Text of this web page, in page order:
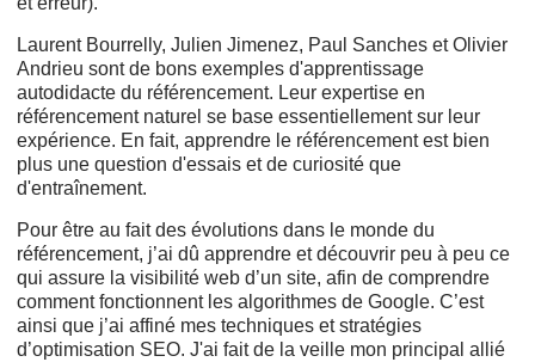
Laurent Bourrelly, Julien Jimenez, Paul Sanches et Olivier
Andrieu sont de bons exemples d'apprentissage
autodidacte du référencement. Leur expertise en
référencement naturel se base essentiellement sur leur
expérience. En fait, apprendre le référencement est bien
plus une question d'essais et de curiosité que
d'entraînement.
Pour être au fait des évolutions dans le monde du
référencement, j’ai dû apprendre et découvrir peu à peu ce
qui assure la visibilité web d’un site, afin de comprendre
comment fonctionnent les algorithmes de Google. C’est
ainsi que j’ai affiné mes techniques et stratégies
d’optimisation SEO. J'ai fait de la veille mon principal allié